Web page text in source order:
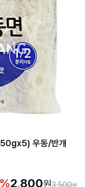
우동/반개
% 3,500원
2,800원